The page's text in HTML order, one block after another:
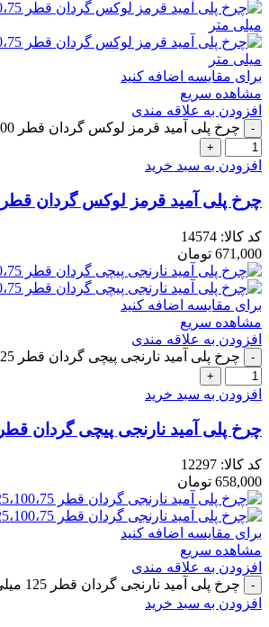
برای مقایسه اضافه کنید
مشاهده سریع
افزودن به علاقه مندی
چرخ پلی آمید قرمز لوکس گردان قطر 100 میلی متر عدد
افزودن به سبد خرید
چرخ پلی آمید قرمز لوکس گردان قطر 100 میلی متر
کد کالا: 14574
671,000 تومان
برای مقایسه اضافه کنید
مشاهده سریع
افزودن به علاقه مندی
چرخ پلی آمید نارنجی پیچی گردان قطر 125 میلی متر عدد
افزودن به سبد خرید
چرخ پلی آمید نارنجی پیچی گردان قطر 125 میلی متر
کد کالا: 12297
658,000 تومان
برای مقایسه اضافه کنید
مشاهده سریع
افزودن به علاقه مندی
چرخ پلی آمید نارنجی گردان قطر 125 میلی متر عدد
افزودن به سبد خرید